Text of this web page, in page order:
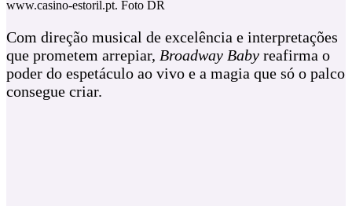
www.casino-estoril.pt. Foto DR
Com direção musical de excelência e interpretações
que prometem arrepiar, Broadway Baby reafirma o
poder do espetáculo ao vivo e a magia que só o palco
consegue criar.